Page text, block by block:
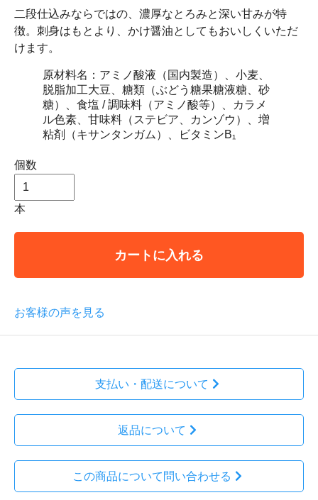
二段仕込みならではの、濃厚なとろみと深い甘みが特
徴。刺身はもとより、かけ醤油としてもおいしくいただ
けます。
原材料名：アミノ酸液（国内製造）、小麦、
脱脂加工大豆、糖類（ぶどう糖果糖液糖、砂
糖）、食塩 / 調味料（アミノ酸等）、カラメ
ル色素、甘味料（ステビア、カンゾウ）、増
粘剤（キサンタンガム）、ビタミンB₁
個数
本
カートに入れる
お客様の声を見る
支払い・配送について
返品について
この商品について問い合わせる